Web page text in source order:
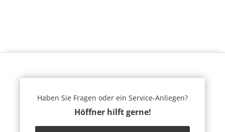
Haben Sie Fragen oder ein Service-Anliegen?
Höffner hilft gerne!